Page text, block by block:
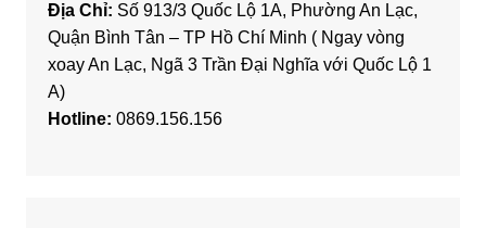
Địa Chỉ: Số 913/3 Quốc Lộ 1A, Phường An Lạc,
Quận Bình Tân – TP Hồ Chí Minh ( Ngay vòng
xoay An Lạc, Ngã 3 Trần Đại Nghĩa với Quốc Lộ 1
A)
Hotline: 0869.156.156